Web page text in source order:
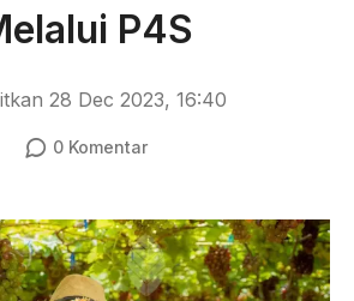
P4S
28 Dec 2023, 16:40
0Komentar